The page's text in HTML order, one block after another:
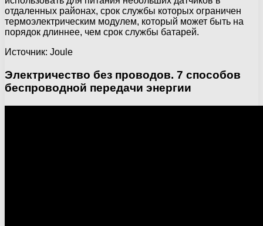
отдаленных районах, срок службы которых ограничен
термоэлектрическим модулем, который может быть на
порядок длиннее, чем срок службы батарей.
Источник: Joule
Электричество без проводов. 7 способов
беспроводной передачи энергии